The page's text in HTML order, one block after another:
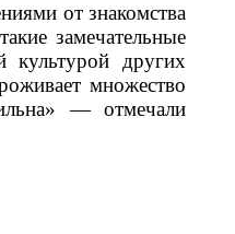
от знакомства
замечательные
культурой других
множество
— отмечали